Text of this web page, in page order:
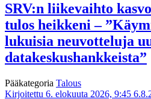
SRV:n liikevaihto
tulos heikkeni –
lukuisia neuvotteluja
datakeskushankkeista”
Pääkategoria Talous
Kirjoitettu 6. elokuuta 2026, 9:45